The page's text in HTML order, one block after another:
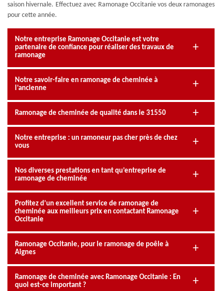
saison hivernale. Effectuez avec Ramonage Occitanie vos deux ramonages
pour cette année.
Notre entreprise Ramonage Occitanie est votre
partenaire de confiance pour réaliser des travaux de
ramonage
Notre savoir-faire en ramonage de cheminée à
l’ancienne
Ramonage de cheminée de qualité dans le 31550
Notre entreprise : un ramoneur pas cher près de chez
vous
Nos diverses prestations en tant qu’entreprise de
ramonage de cheminée
Profitez d’un excellent service de ramonage de
cheminée aux meilleurs prix en contactant Ramonage
Occitanie
Ramonage Occitanie, pour le ramonage de poêle à
Aignes
Ramonage de cheminée avec Ramonage Occitanie : En
quoi est-ce important ?